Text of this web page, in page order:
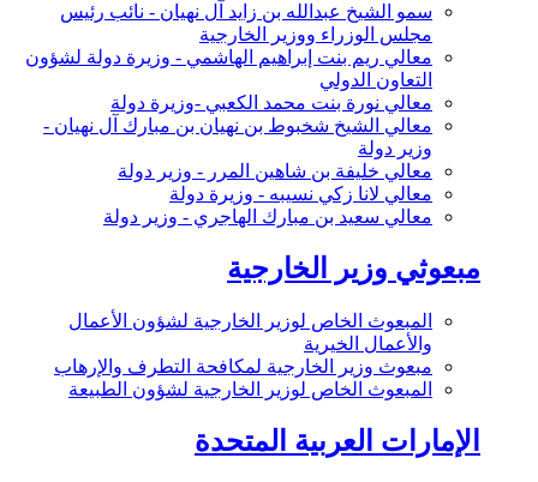
سمو الشيخ عبدالله بن زايد آل نهيان - نائب رئيس
مجلس الوزراء ووزير الخارجية
معالي ريم بنت إبراهيم الهاشمي - وزيرة دولة لشؤون
التعاون الدولي
معالي نورة بنت محمد الكعبي -وزيرة دولة
معالي الشيخ شخبوط بن نهيان بن مبارك آل نهيان -
وزير دولة
معالي خليفة بن شاهين المرر - وزير دولة
معالي لانا زكي نسيبه - وزيرة دولة
معالي سعيد بن مبارك الهاجري - وزير دولة
مبعوثي وزير الخارجية
المبعوث الخاص لوزير الخارجية لشؤون الأعمال
والأعمال الخيرية
مبعوث وزير الخارجية لمكافحة التطرف والإرهاب
المبعوث الخاص لوزير الخارجية لشؤون الطبيعة
الإمارات العربية المتحدة